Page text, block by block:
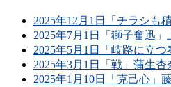
2025年12月1日「チラシも
2025年7月1日「獅子奮迅」
2025年5月1日「岐路に立
2025年3月1日「戦」蒲生杏
2025年1月10日「克己心」